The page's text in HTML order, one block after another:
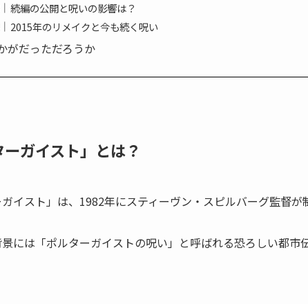
続編の公開と呪いの影響は？
2015年のリメイクと今も続く呪い
がだっただろうか
ガイスト」とは？
イスト」は、1982年にスティーヴン・スピルバーグ監督が
には「ポルターガイストの呪い」と呼ばれる恐ろしい都